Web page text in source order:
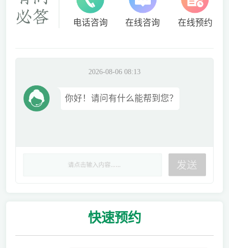
电话咨询 在线咨询 在线预约
2026-08-06 08:13
你好！请问有什么能帮到您？
快速预约